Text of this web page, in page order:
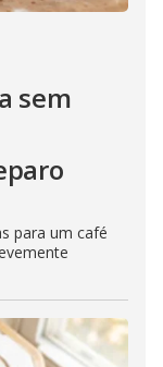
sem
para um café